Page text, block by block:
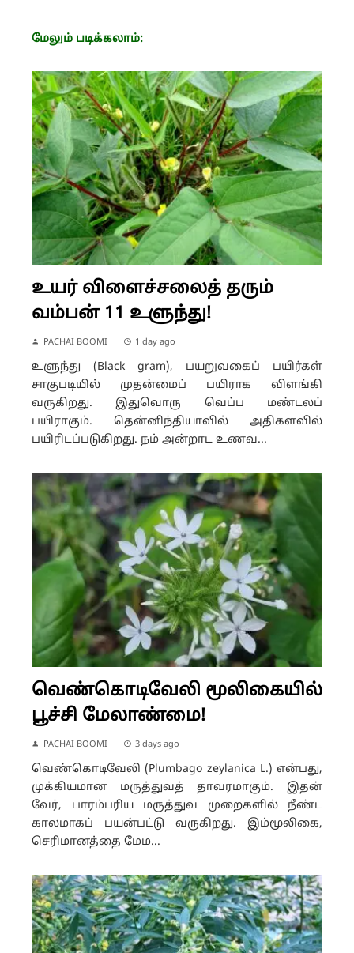
மேலும் படிக்கலாம்:
உயர் விளைச்சலைத் தரும்
வம்பன் 11 உளுந்து!
PACHAI BOOMI 1 day ago
உளுந்து (Black gram), பயறுவகைப் பயிர்கள்
சாகுபடியில் முதன்மைப் பயிராக விளங்கி
வருகிறது. இதுவொரு வெப்ப மண்டலப்
பயிராகும். தென்னிந்தியாவில் அதிகளவில்
பயிரிடப்படுகிறது. நம் அன்றாட உணவ...
வெண்கொடிவேலி மூலிகையில்
பூச்சி மேலாண்மை!
PACHAI BOOMI 3 days ago
வெண்கொடிவேலி (Plumbago zeylanica L.) என்பது,
முக்கியமான மருத்துவத் தாவரமாகும். இதன்
வேர், பாரம்பரிய மருத்துவ முறைகளில் நீண்ட
காலமாகப் பயன்பட்டு வருகிறது. இம்மூலிகை,
செரிமானத்தை மேம...